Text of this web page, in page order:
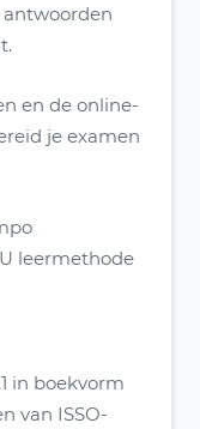
en de online-
je examen
leermethode
in boekvorm
van ISSO-